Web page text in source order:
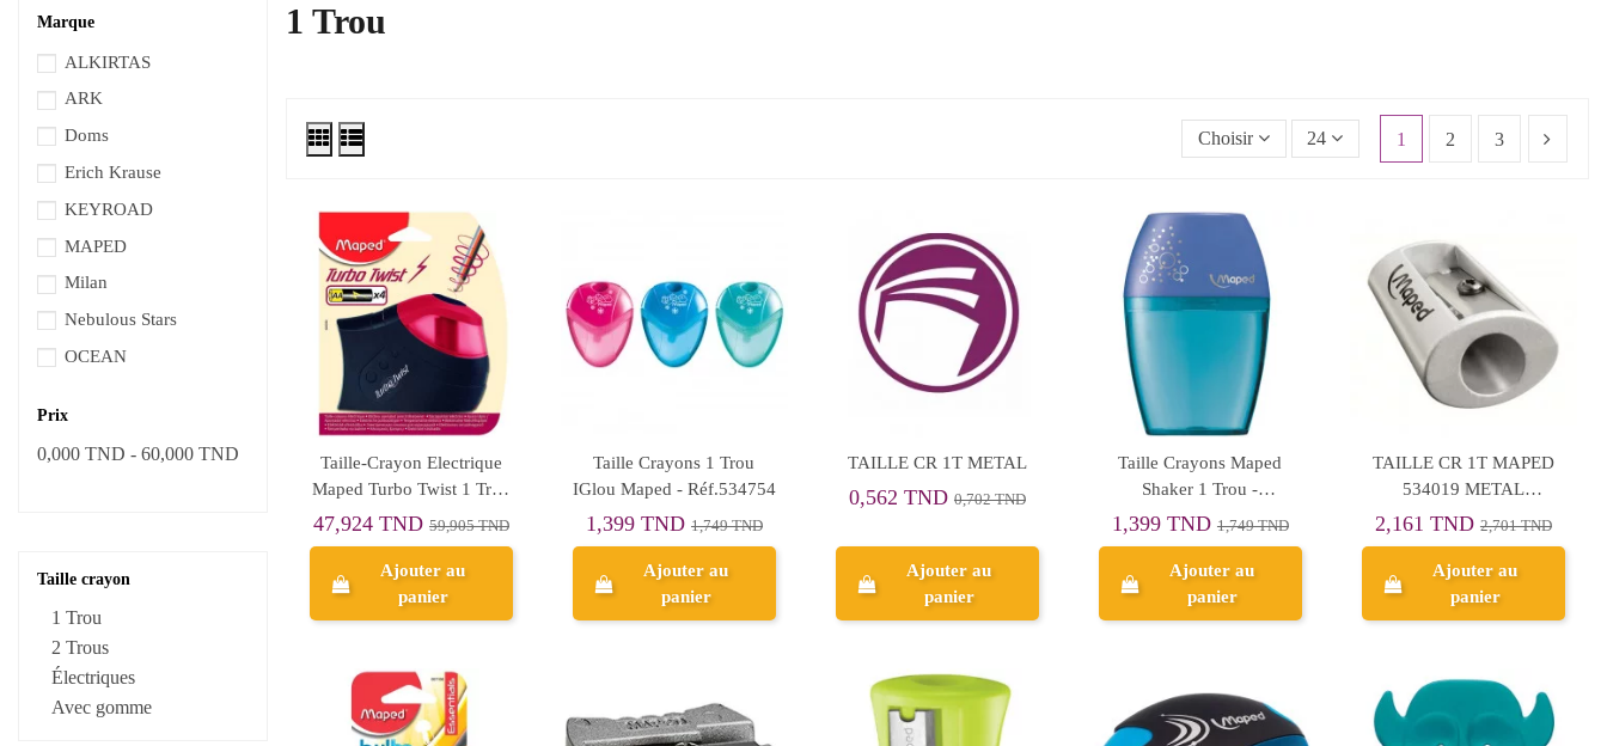
1 Trou
Choisir 24 1 2 3
Taille-Crayon Electrique
Maped Turbo Twist 1 Trou
à Piles - Réf.026030
47,924 TND 59,905 TND
Ajouter au
panier
Taille Crayons 1 Trou
IGlou Maped - Réf.534754
1,399 TND 1,749 TND
Ajouter au
panier
TAILLE CR 1T METAL
0,562 TND 0,702 TND
Ajouter au
panier
Taille Crayons Maped
Shaker 1 Trou -
Réf.534753
1,399 TND 1,749 TND
Ajouter au
panier
TAILLE CR 1T MAPED
534019 METAL
SATELLITE
2,161 TND 2,701 TND
Ajouter au
panier
Marque
ALKIRTAS
ARK
Doms
Erich Krause
KEYROAD
MAPED
Milan
Nebulous Stars
OCEAN
Prix
0,000 TND - 60,000 TND
Taille crayon
1 Trou
2 Trous
Électriques
Avec gomme